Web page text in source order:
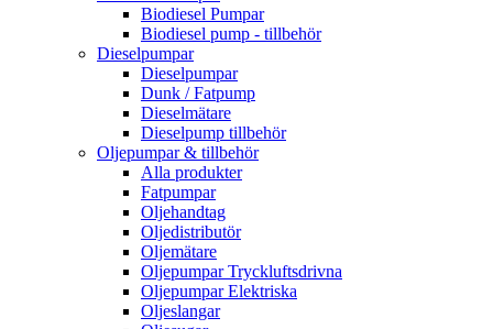
Biodiesel Pumpar
Biodiesel pump - tillbehör
Dieselpumpar
Dieselpumpar
Dunk / Fatpump
Dieselmätare
Dieselpump tillbehör
Oljepumpar & tillbehör
Alla produkter
Fatpumpar
Oljehandtag
Oljedistributör
Oljemätare
Oljepumpar Tryckluftsdrivna
Oljepumpar Elektriska
Oljeslangar